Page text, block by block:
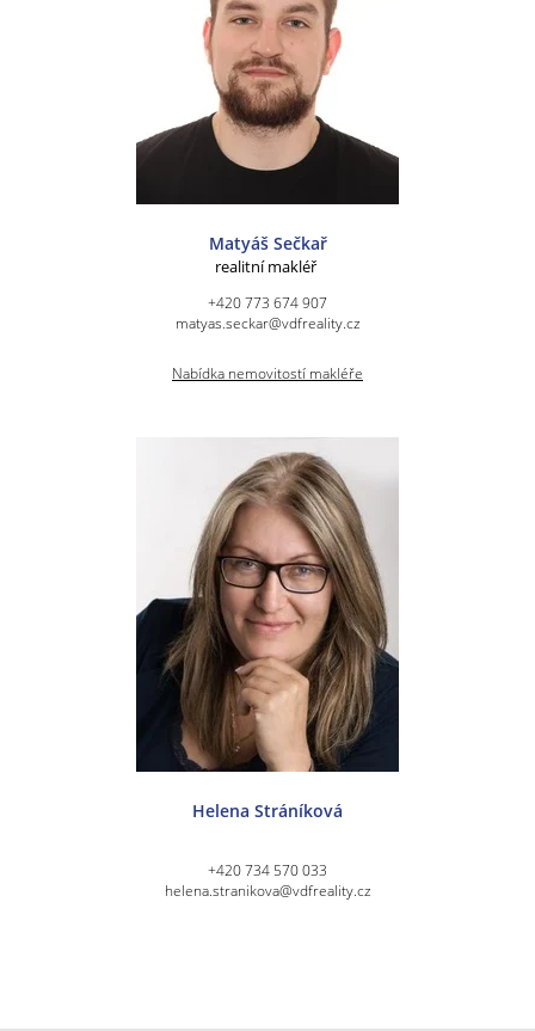
Matyáš Sečkař
realitní makléř
+420 773 674 907
matyas.seckar@vdfreality.cz
Nabídka nemovitostí makléře
Helena Stráníková
+420 734 570 033
helena.stranikova@vdfreality.cz